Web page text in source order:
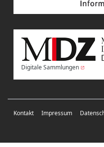
Digitale Sammlungen
Kontakt Impressum